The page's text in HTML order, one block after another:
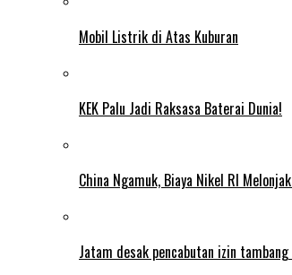
Mobil Listrik di Atas Kuburan
KEK Palu Jadi Raksasa Baterai Dunia!
China Ngamuk, Biaya Nikel RI
Jatam desak pencabutan izin